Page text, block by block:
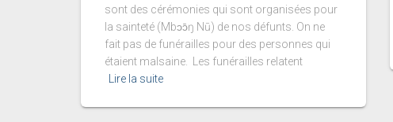
sont des cérémonies qui sont organisées pour
la sainteté (Mbɔɔ̄ŋ Nū) de nos défunts. On ne
fait pas de funérailles pour des personnes qui
étaient malsaine. Les funérailles relatent
Lire la suite